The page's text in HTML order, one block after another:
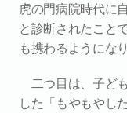
虎の門病院時代に
と診断されたこと
も携わるようにな
二つ目は、子ど
した「もやもやし